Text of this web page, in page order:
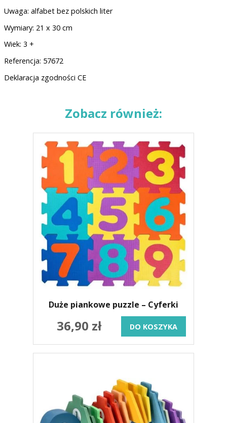
Uwaga: alfabet bez polskich liter
Wymiary: 21 x 30 cm
Wiek: 3 +
Referencja: 57672
Deklaracja zgodności CE
Zobacz również:
Duże piankowe puzzle – Cyferki
36,90 zł DO KOSZYKA